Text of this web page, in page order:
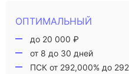
ОПТИМАЛЬНЫЙ
до 20 000 ₽
от 8 до 30 дней
ПСК от 292,000% до